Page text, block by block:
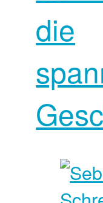
die